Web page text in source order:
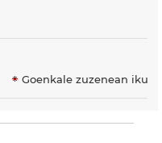
Goenkale zuzenean